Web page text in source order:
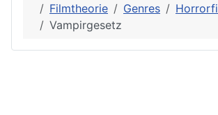
Filmtheorie
Genres
Vampirgesetz